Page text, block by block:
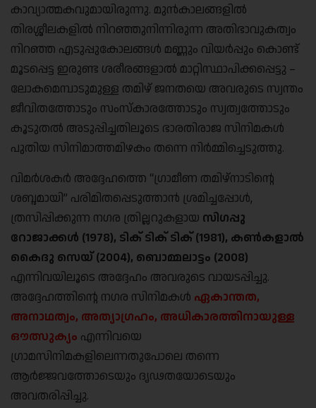
കാവ്യാത്മകവുമായിരുന്നു. മുൻകാലങ്ങളിൽ
തിരശ്ശീലകളിൽ നിറഞ്ഞുനിന്നിരുന്ന അതിഭാവുകത്വം
നിറഞ്ഞ എടുപ്പുകോലങ്ങൾ മണ്ണും വിയർപ്പും കൊണ്ട്
മൂടപ്പെട്ട ഇരുണ്ട ശരീരങ്ങളാൽ മാറ്റിസ്ഥാപിക്കപ്പെട്ടു –
ലോകമെമ്പാടുമുള്ള തമിഴ് ജനതയെ അവരുടെ സ്വന്തം
ജീവിതത്തോടും സംസ്കാരത്തോടും സ്വത്വത്തോടും
കൂടുതൽ അടുപ്പിച്ചതിലൂടെ ഭാരതിരാജ സിനിമകൾ
പുതിയ സിനിമാത്തമിഴകം തന്നെ നിര്‍മ്മിച്ചെടുത്തു.
വിമർശകർ അദ്ദേഹത്തെ “ഗ്രാമീണ തമിഴ്‌നാടിന്റെ
ശബ്ദമായി” പരിമിതപ്പെടുത്താൻ ശ്രമിച്ചപ്പോൾ,
ത്രസിപ്പിക്കുന്ന നഗര ത്രില്ലറുകളായ സിഗപ്പു
റോജാക്കള്‍ (1978), ടിക് ടിക് ടിക് (1981), കണ്‍കളാല്‍
കൈദു സെയ് (2004), ബൊമ്മലാട്ടം (2008)
എന്നിവയിലൂടെ അദ്ദേഹം അവരുടെ വായടപ്പിച്ചു.
അദ്ദേഹത്തിന്റെ നഗര സിനിമകൾ ഏകാന്തത,
അനാഥത്വം, അത്യാഗ്രഹം, അധികാരത്തിനായുള്ള
ഔത്സുക്യം എന്നിവയെ
ഗ്രാമസിനിമകളിലെന്നതുപോലെ തന്നെ
ആർജ്ജവത്തോടെയും ദൃഢതയോടെയും
അവതരിപ്പിച്ചു.